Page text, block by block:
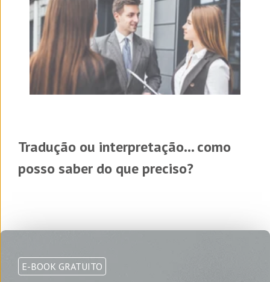
Tradução ou interpretação... como
posso saber do que preciso?
E-BOOK GRATUITO